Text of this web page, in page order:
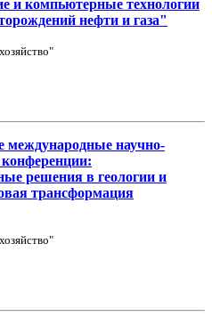
и компьютерные технологии
нефти и газа"
международные научно-
решения в геологии и
трансформация